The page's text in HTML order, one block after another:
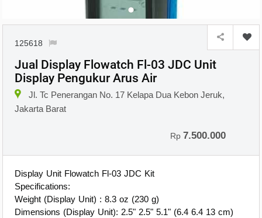
125618
Jual Display Flowatch Fl-03 JDC Unit
Display Pengukur Arus Air
Jl. Tc Penerangan No. 17 Kelapa Dua Kebon Jeruk,
Jakarta Barat
Rp7.500.000
Display Unit Flowatch Fl-03 JDC Kit
Specifications:
Weight (Display Unit) : 8.3 oz (230 g)
Dimensions (Display Unit): 2.5" 2.5" 5.1" (6.4 6.4 13 cm)